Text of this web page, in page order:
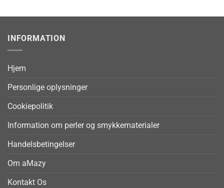
INFORMATION
Hjem
Personlige oplysninger
Cookiepolitik
Information om perler og smykkematerialer
Handelsbetingelser
Om aMazy
Kontakt Os